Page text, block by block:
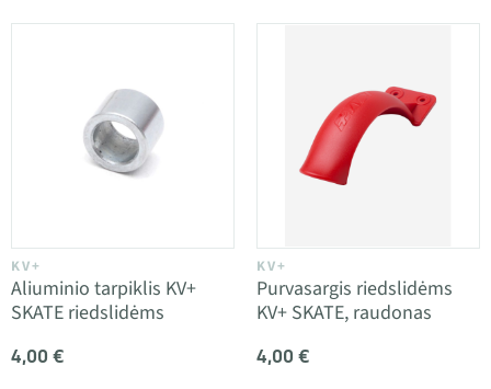
KV+
Aliuminio tarpiklis KV+
SKATE riedslidėms
4,00 €
KV+
Purvasargis riedslidėms
KV+ SKATE, raudonas
4,00 €